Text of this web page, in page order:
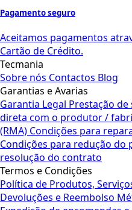
Pagamento seguro
Aceitamos pagamentos
Cartão de Crédito.
Tecmania
Sobre nós Contactos Blog
Garantias e Avarias
Garantia Legal Prestação
direta com o produtor /
(RMA) Condições para
Condições para redução do
resolução do contrato
Termos e Condições
Política de Produtos,
Devoluções e Reembolso